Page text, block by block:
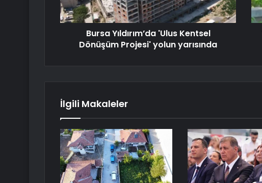
Bursa Yıldırım’da 'Ulus Kentsel
Dönüşüm Projesi' yolun yarısında
İlgili Makaleler